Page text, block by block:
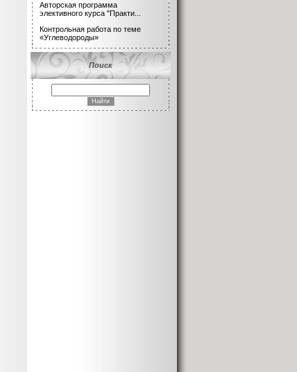
Авторская программа
элективного курса "Практи...
Контрольная работа по теме
«Углеводороды»
Поиск